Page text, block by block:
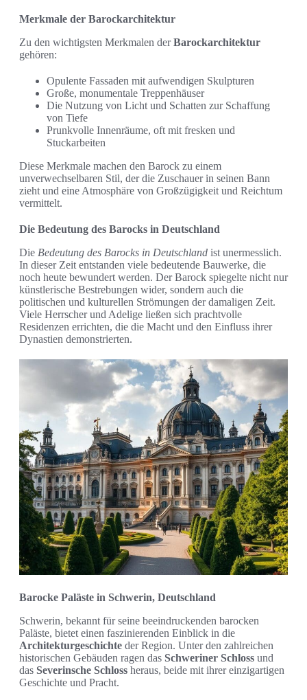
Merkmale der Barockarchitektur
Zu den wichtigsten Merkmalen derBarockarchitektur
gehören:
Opulente Fassaden mit aufwendigen Skulpturen
Große, monumentale Treppenhäuser
Die Nutzung von Licht und Schatten zur Schaffung
von Tiefe
Prunkvolle Innenräume, oft mit fresken und
Stuckarbeiten
Diese Merkmale machen den Barock zu einem
unverwechselbaren Stil, der die Zuschauer in seinen Bann
zieht und eine Atmosphäre von Großzügigkeit und Reichtum
vermittelt.
Die Bedeutung des Barocks in Deutschland
Die Bedeutung des Barocks in Deutschland ist unermesslich.
In dieser Zeit entstanden viele bedeutende Bauwerke, die
noch heute bewundert werden. Der Barock spiegelte nicht nur
künstlerische Bestrebungen wider, sondern auch die
politischen und kulturellen Strömungen der damaligen Zeit.
Viele Herrscher und Adelige ließen sich prachtvolle
Residenzen errichten, die die Macht und den Einfluss ihrer
Dynastien demonstrierten.
Barocke Paläste in Schwerin, Deutschland
Schwerin, bekannt für seine beeindruckenden barocken
Paläste, bietet einen faszinierenden Einblick in die
Architekturgeschichte der Region. Unter den zahlreichen
historischen Gebäuden ragen das Schweriner Schloss und
das Severinsche Schloss heraus, beide mit ihrer einzigartigen
Geschichte und Pracht.